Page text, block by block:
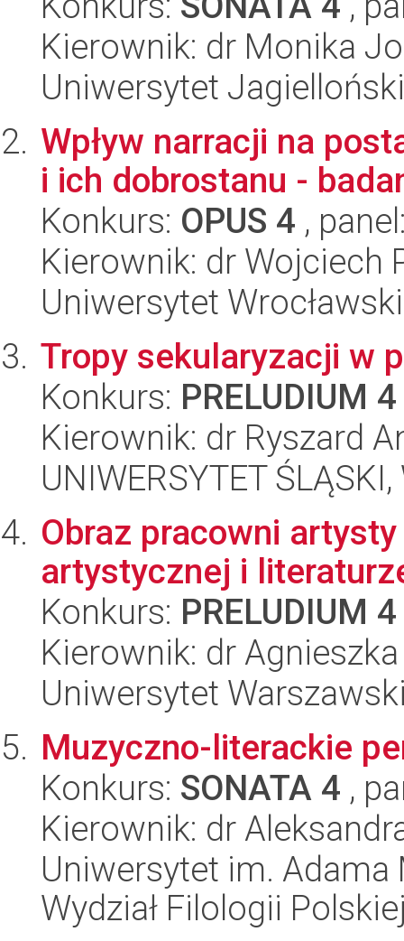
Kierownik: dr Monika
Uniwersytet
Wpływ narracji na
i ich dobrostanu -
Konkurs: OPUS 4 ,
Kierownik: dr Wojciech
Uniwersytet
Tropy sekularyzacji w
Konkurs: PRELUDIUM 4
Kierownik: dr Ryszard
UNIWERSYTET
Obraz pracowni
artystycznej i
Konkurs: PRELUDIUM 4
Kierownik: dr
Uniwersytet
Muzyczno-literackie
Konkurs: SONATA 4 ,
Kierownik: dr
Uniwersytet im.
Wydział Filologii